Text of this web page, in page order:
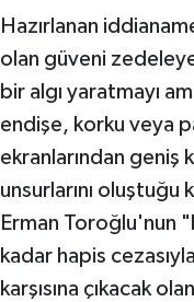
Hazırlanan
olan güveni
bir algı yaratmayı
endişe, korku veya
ekranlarından geniş
unsurlarını oluştuğu
Erman Toroğlu'nun
kadar hapis
karşısına çıkacak